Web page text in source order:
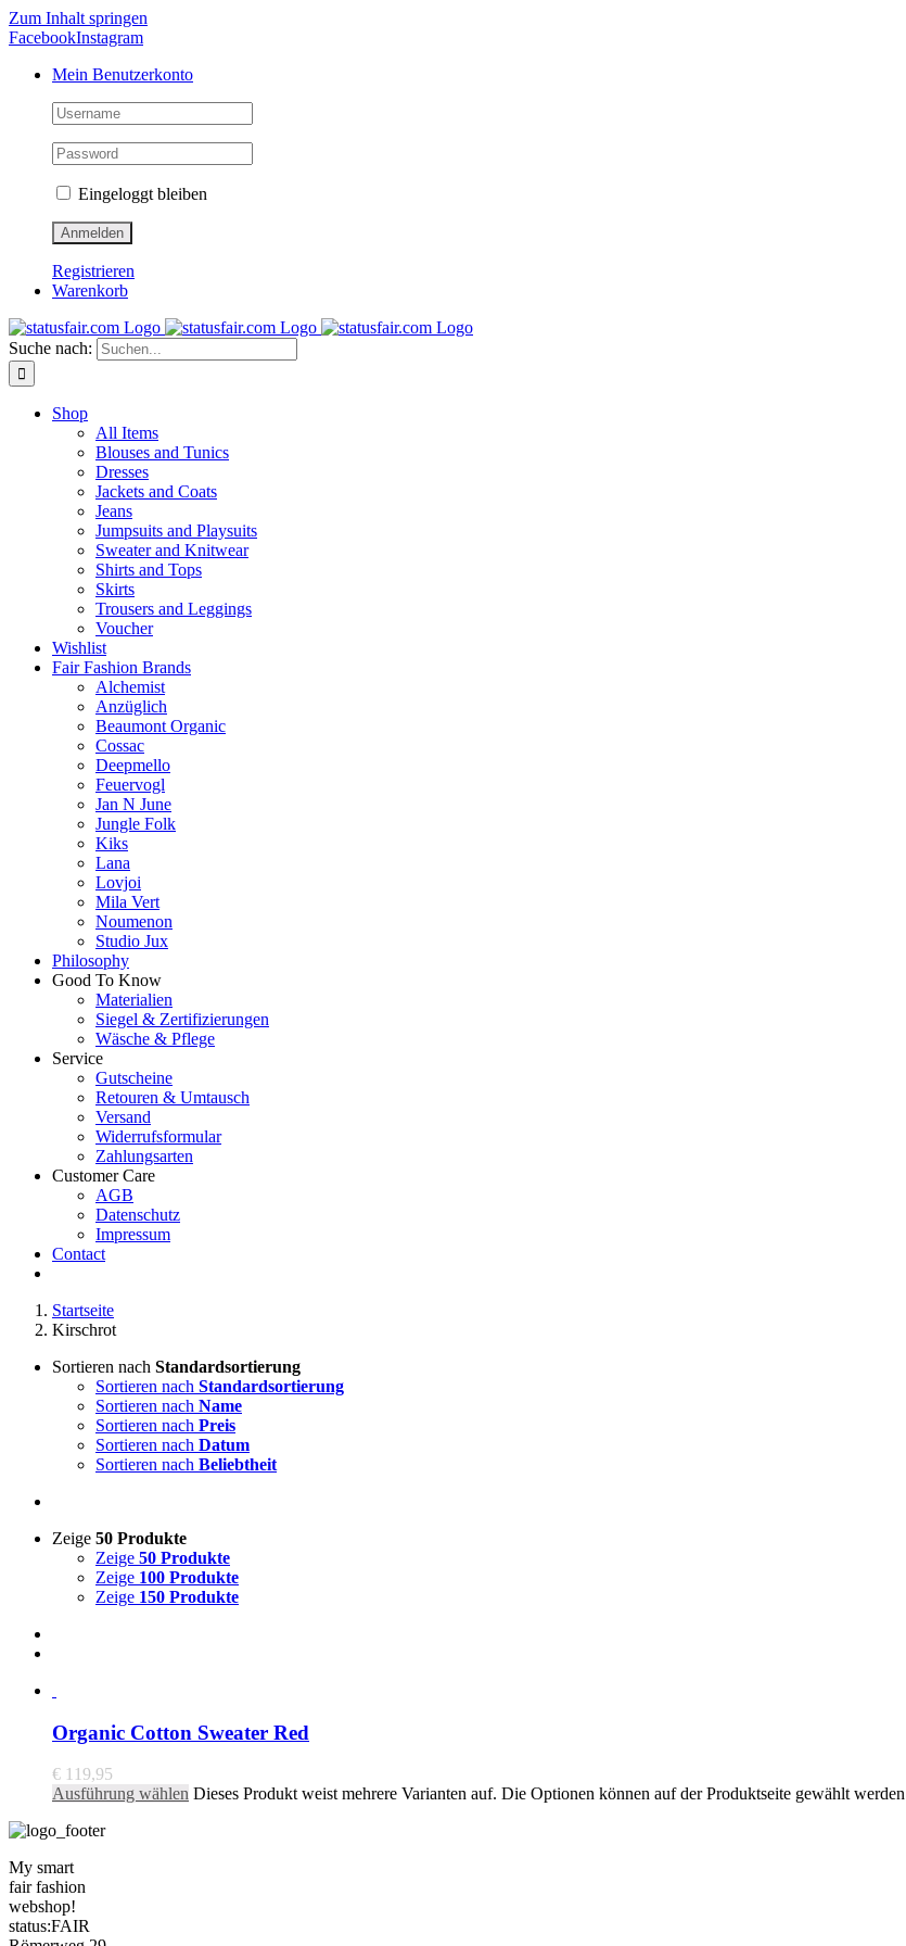
Zum Inhalt springen
FacebookInstagram
Mein Benutzerkonto
Eingeloggt bleiben
Registrieren
Warenkorb
Suche nach:
Shop
All Items
Blouses and Tunics
Dresses
Jackets and Coats
Jeans
Jumpsuits and Playsuits
Sweater and Knitwear
Shirts and Tops
Skirts
Trousers and Leggings
Voucher
Wishlist
Fair Fashion Brands
Alchemist
Anzüglich
Beaumont Organic
Cossac
Deepmello
Feuervogl
Jan N June
Jungle Folk
Kiks
Lana
Lovjoi
Mila Vert
Noumenon
Studio Jux
Philosophy
Good To Know
Materialien
Siegel & Zertifizierungen
Wäsche & Pflege
Service
Gutscheine
Retouren & Umtausch
Versand
Widerrufsformular
Zahlungsarten
Customer Care
AGB
Datenschutz
Impressum
Contact
Startseite
Kirschrot
Sortieren nach Standardsortierung
Sortieren nach Standardsortierung
Sortieren nach Name
Sortieren nach Preis
Sortieren nach Datum
Sortieren nach Beliebtheit
Zeige 50 Produkte
Zeige 50 Produkte
Zeige 100 Produkte
Zeige 150 Produkte
Organic Cotton Sweater Red
€ 119,95
Ausführung wählen Dieses Produkt weist mehrere Varianten auf. Die Optionen können auf der Produktseite gewählt werden
My smart
fair fashion
webshop!
status:FAIR